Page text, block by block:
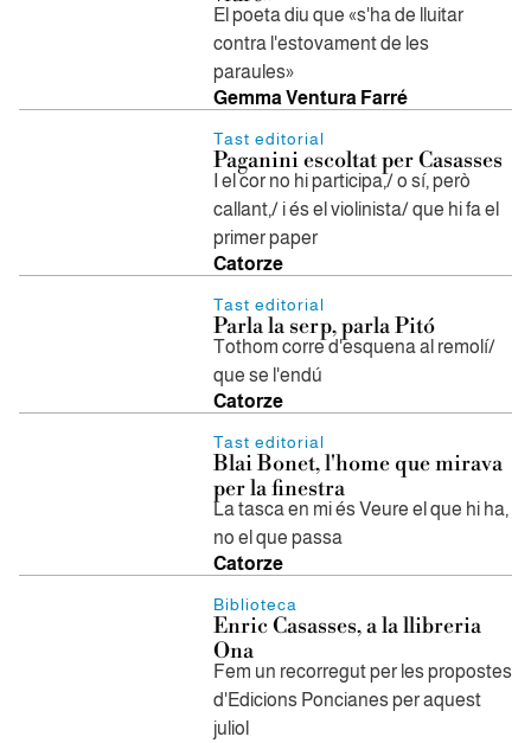
El poeta diu que «s'ha de lluitar
contra l'estovament de les
paraules»
Gemma Ventura Farré
Tast editorial
Paganini escoltat per Casasses
I el cor no hi participa,/ o sí, però
callant,/ i és el violinista/ que hi fa el
primer paper
Catorze
Tast editorial
Parla la serp, parla Pitó
Tothom corre d'esquena al remolí/
que se l'endú
Catorze
Tast editorial
Blai Bonet, l'home que mirava
per la finestra
La tasca en mi és Veure el que hi ha,
no el que passa
Catorze
Biblioteca
Enric Casasses, a la llibreria
Ona
Fem un recorregut per les propostes
d'Edicions Poncianes per aquest
juliol